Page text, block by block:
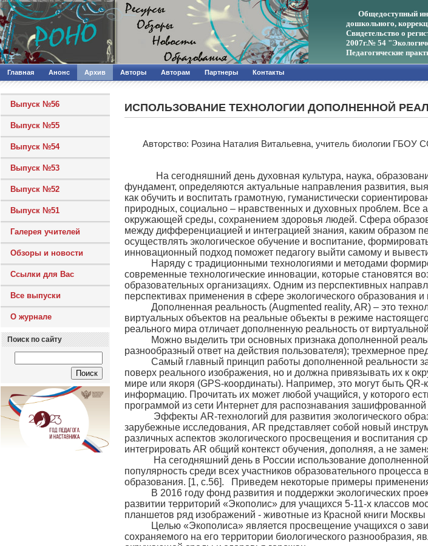
Общедоступный
дошкольного,
Свидетельство о
2007г.№ 54
Педагогические
Главная Анонс Архив Авторы Авторам Партнеры Контакты
Выпуск №56
Выпуск №55
Выпуск №54
Выпуск №53
Выпуск №52
Выпуск №51
Галерея учителей
Обзоры и новости
Ссылки для Вас
Все выпуски
О журнале
Поиск по сайту
ИСПОЛЬЗОВАНИЕ ТЕХНОЛОГИИ ДОПОЛНЕННОЙ
Авторcтво: Розина Наталия Витальевна, учитель биологии
На сегодняшний день духовная культура, наука,
фундамент, определяются актуальные направления развития,
как обучить и воспитать грамотную, гуманистически
природных, социально – нравственных и духовных проблем. Все
окружающей среды, сохранением здоровья людей. Сфера
между дифференциацией и интеграцией знания, каким образом
осуществлять экологическое обучение и воспитание,
инновационный подход поможет педагогу выйти самому и
Наряду с традиционными технологиями и методами
современные технологические инновации, которые становятся
образовательных организациях. Одним из перспективных
перспективах применения в сфере экологического образования и
Дополненная реальность (Аugmented reality, AR) – это
виртуальных объектов на реальные объекты в режиме
реального мира отличает дополненную реальность от
Можно выделить три основных признака дополненной
разнообразный ответ на действия пользователя); трехмерное
Самый главный принцип работы дополненной реальности
поверх реального изображения, но и должна привязывать их к
мире или якоря (GPS-координаты). Например, это могут быть
информацию. Прочитать их может любой учащийся, у которого
программой из сети Интернет для распознавания
Эффекты AR-технологий для развития экологического
зарубежные исследования, AR представляет собой новый
различных аспектов экологического просвещения и воспитания
интегрировать AR общий контекст обучения, дополняя, а не
На сегодняшний день в России использование
популярность среди всех участников образовательного
образования. [1, с.56]. Приведем некоторые примеры
В 2016 году фонд развития и поддержки экологических
развитии территорий «Экополис» для учащихся 5-11-х классов
планшетов ряд изображений - животные из Красной книги
Целью «Экополиса» является просвещение учащихся о
сохраняемого на его территории биологического